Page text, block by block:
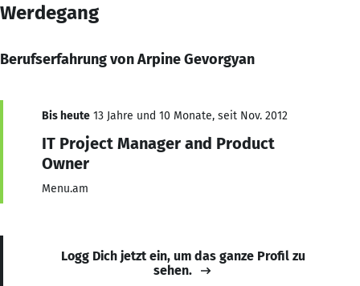
Werdegang
Berufserfahrung von Arpine Gevorgyan
Bis heute 13 Jahre und 10 Monate, seit Nov. 2012
IT Project Manager and Product
Owner
Menu.am
Logg Dich jetzt ein, um das ganze Profil zu
sehen.